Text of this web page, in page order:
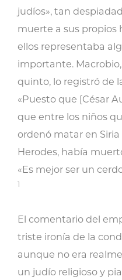
judíos», tan
muerte a sus propios
ellos representaba
importante.
quinto, lo registró de
«Puesto que [César
que entre los niños
ordenó matar en Siria
Herodes, había
«Es mejor ser un
1
El comentario del
triste ironía de la
aunque no era
un judío religioso y